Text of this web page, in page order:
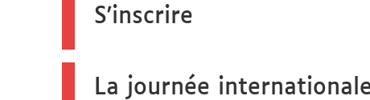
S'inscrire
La journée